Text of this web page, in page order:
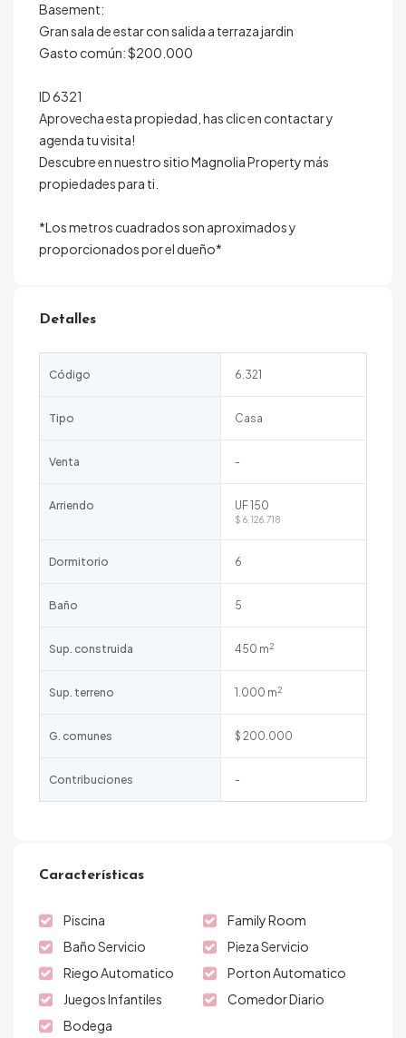
Basement:
Gran sala de estar con salida a terraza jardin
Gasto común: $200.000
ID 6321
Aprovecha esta propiedad, has clic en contactar y
agenda tu visita!
Descubre en nuestro sitio Magnolia Property más
propiedades para ti.
*Los metros cuadrados son aproximados y
proporcionados por el dueño*
Detalles
Código 6.321
Tipo Casa
Venta -
Arriendo UF 150
$ 6.126.718
Dormitorio 6
Baño 5
Sup. construida 450 m2
Sup. terreno 1.000 m2
G. comunes $ 200.000
Contribuciones -
Características
Piscina
Family Room
Baño Servicio
Pieza Servicio
Riego Automatico
Porton Automatico
Juegos Infantiles
Comedor Diario
Bodega